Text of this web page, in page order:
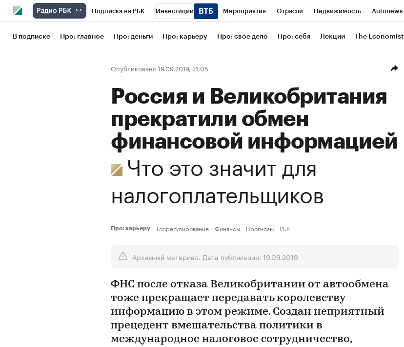
Подписка на РБК Инвестиции Мероприятия Отрасли Недвижимость Autonews
Школа управления РБК РБК Образование РБК Life Тренды Визионеры
Рынок наличной валюты
В подписке Про: главное Про: деньги Про: карьеру Про: свое дело Про: себя Лекции The Economist
Опубликовано 19.09.2019, 21:05
Россия и Великобритания
прекратили обмен
финансовой информацией
Что это значит для
налогоплательщиков
Про: карьеру Госрегулирование Финансы Прогнозы РБК
Архивный материал. Дата публикации: 19.09.2019
ФНС после отказа Великобритании от автообмена
тоже прекращает передавать королевству
информацию в этом режиме. Создан неприятный
прецедент вмешательства политики в
международное налоговое сотрудничество,